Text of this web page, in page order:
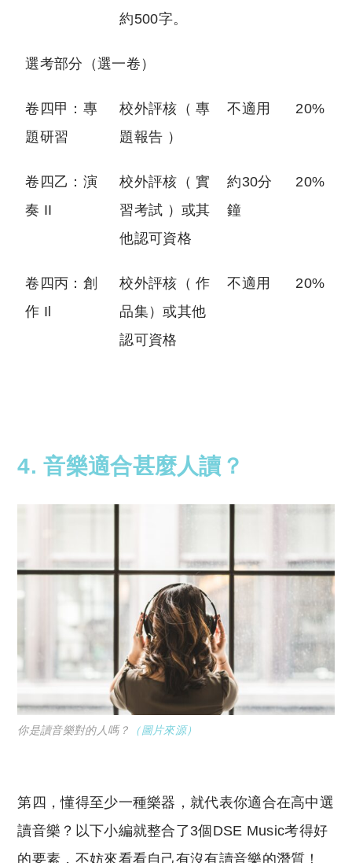
約500字。
選考部分（選一卷）
卷四甲：專
題研習
校外評核（ 專
題報告 ）
不適用 20%
卷四乙：演
奏 II
校外評核（ 實
習考試 ）或其
他認可資格
約30分
鐘
20%
卷四丙：創
作 Il
校外評核（ 作
品集）或其他
認可資格
不適用 20%
4. 音樂適合甚麼人讀？
你是讀音樂對的人嗎？ （圖片來源）
第四，懂得至少一種樂器，就代表你適合在高中選
讀音樂？以下小編就整合了3個DSE Music考得好
的要素，不妨來看看自己有沒有讀音樂的潛質！